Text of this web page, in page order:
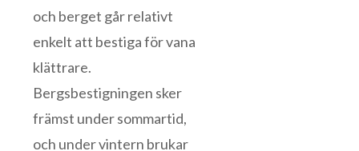
och berget går relativt
enkelt att bestiga för vana
klättrare.
Bergsbestigningen sker
främst under sommartid,
och under vintern brukar